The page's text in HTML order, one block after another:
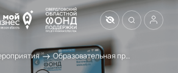
→ Образовательная программа «Цифровизация и цифровые помощники бизнеса»